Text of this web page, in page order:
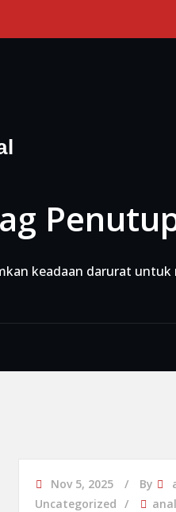
keadaan darurat
Nov 5, 2025 By
Uncategorized